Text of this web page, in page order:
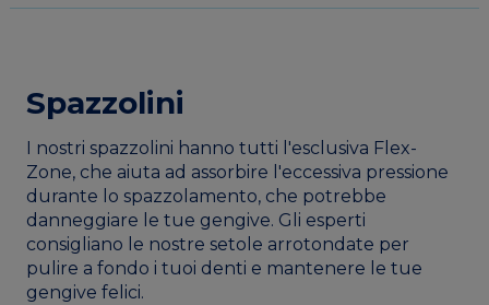
Spazzolini
I nostri spazzolini hanno tutti l'esclusiva Flex-
Zone, che aiuta ad assorbire l'eccessiva pressione
durante lo spazzolamento, che potrebbe
danneggiare le tue gengive. Gli esperti
consigliano le nostre setole arrotondate per
pulire a fondo i tuoi denti e mantenere le tue
gengive felici.